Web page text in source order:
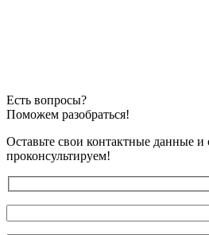
Есть вопросы?
Поможем разобраться!
Оставьте свои контактные данные
проконсультируем!